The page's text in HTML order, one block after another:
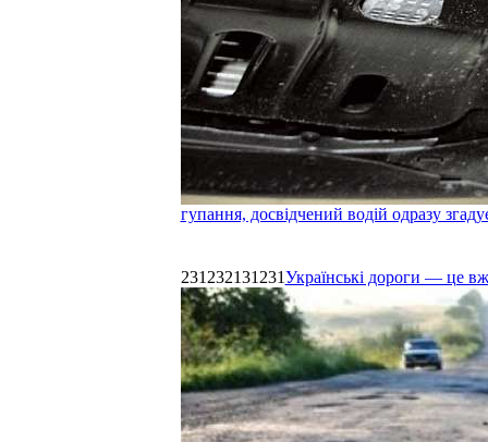
гупання, досвідчений водій одразу
231232131231Українські дороги — це